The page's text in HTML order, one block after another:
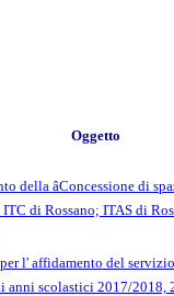
Oggetto
della âConcessione
di Rossano; ITAS di
l' affidamento del
scolastici 2017/